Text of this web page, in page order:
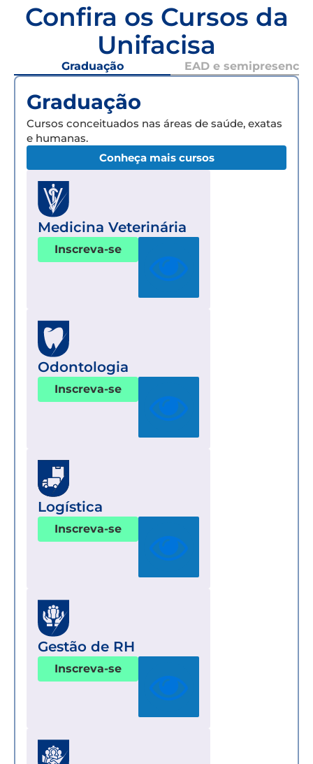
Confira os Cursos da
Unifacisa
Graduação EAD e semipresencial
Graduação
Cursos conceituados nas áreas de saúde, exatas
e humanas.
Conheça mais cursos
Medicina Veterinária
Inscreva-se
Odontologia
Inscreva-se
Logística
Inscreva-se
Gestão de RH
Inscreva-se